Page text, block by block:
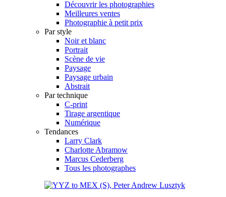
Découvrir les photographies
Meilleures ventes
Photographie à petit prix
Par style
Noir et blanc
Portrait
Scène de vie
Paysage
Paysage urbain
Abstrait
Par technique
C-print
Tirage argentique
Numérique
Tendances
Larry Clark
Charlotte Abramow
Marcus Cederberg
Tous les photographes